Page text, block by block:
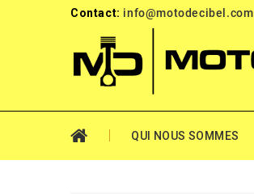
Contact: info@motodecibel.com
QUI NOUS SOMMES